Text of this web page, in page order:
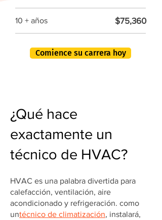
10 + años $75,360
Comience su carrera hoy
¿Qué hace
exactamente un
técnico de HVAC?
HVAC es una palabra divertida para
calefacción, ventilación, aire
acondicionado y refrigeración. como
untécnico de climatización, instalará,